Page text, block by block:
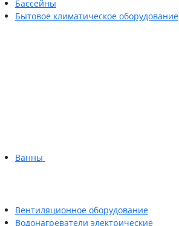
Бассейны
Бытовое климатическое оборудование
Ванны
Вентиляционное оборудование
Водонагреватели электрические